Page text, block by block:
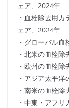
ェア、2024年
・血栓除去用
ェア、2024年
・グローバル
・北米の血栓
・欧州の血栓
・アジア太平
・南米の血栓
・中東・アフ